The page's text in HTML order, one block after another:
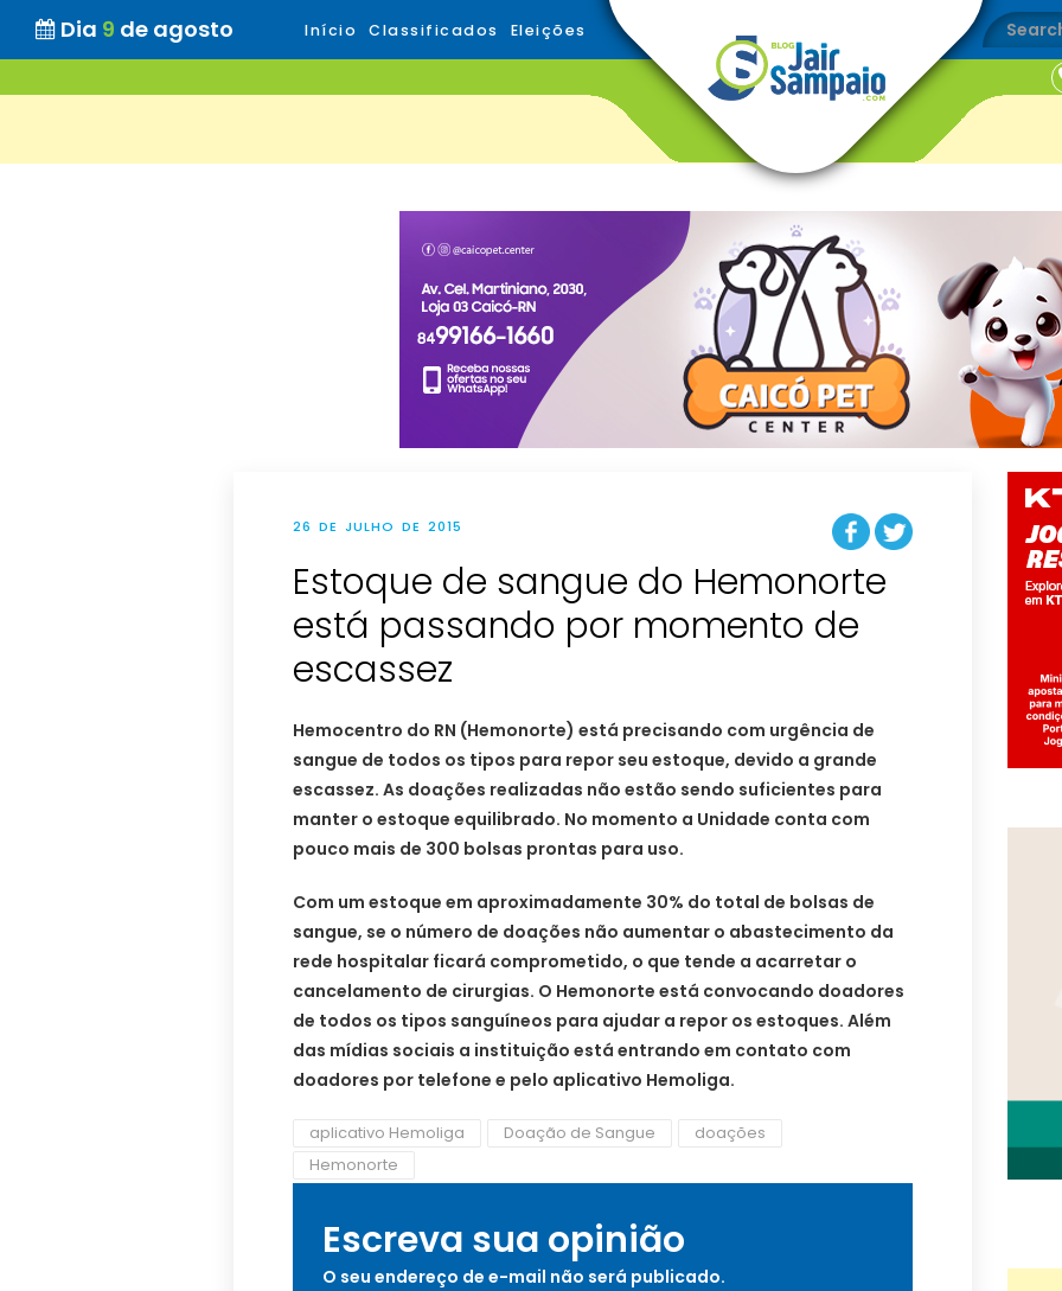
Dia 9 de agosto Início Classificados Eleições
26 DE JULHO DE 2015
Estoque de sangue do Hemonorte
está passando por momento de
escassez
Hemocentro do RN (Hemonorte) está precisando com urgência de
sangue de todos os tipos para repor seu estoque, devido a grande
escassez. As doações realizadas não estão sendo suficientes para
manter o estoque equilibrado. No momento a Unidade conta com
pouco mais de 300 bolsas prontas para uso.
Com um estoque em aproximadamente 30% do total de bolsas de
sangue, se o número de doações não aumentar o abastecimento da
rede hospitalar ficará comprometido, o que tende a acarretar o
cancelamento de cirurgias. O Hemonorte está convocando doadores
de todos os tipos sanguíneos para ajudar a repor os estoques. Além
das mídias sociais a instituição está entrando em contato com
doadores por telefone e pelo aplicativo Hemoliga.
aplicativo Hemoliga Doação de Sangue
doações
Hemonorte
Escreva sua opinião
O seu endereço de e-mail não será publicado.